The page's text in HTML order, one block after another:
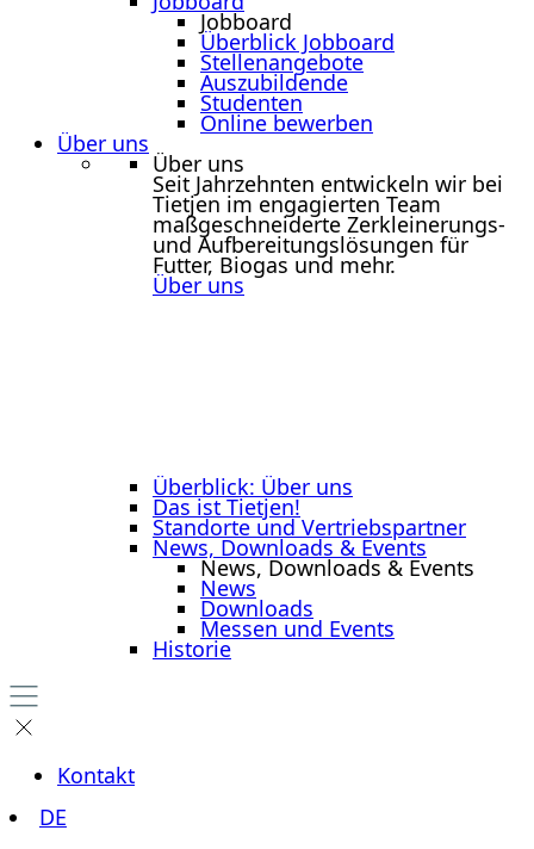
Jobboard
Überblick Jobboard
Stellenangebote
Auszubildende
Studenten
Online bewerben
Über uns
Über uns
Seit Jahrzehnten entwickeln wir bei
Tietjen im engagierten Team
maßgeschneiderte Zerkleinerungs-
und Aufbereitungslösungen für
Futter, Biogas und mehr.
Über uns
Überblick: Über uns
Das ist Tietjen!
Standorte und Vertriebspartner
News, Downloads & Events
News, Downloads & Events
News
Downloads
Messen und Events
Historie
Kontakt
DE